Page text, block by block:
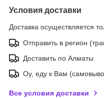
Условия доставки
Доставка осуществляется
Отправить в регион
Доставить по Алматы
Оу, еду к Вам
Все условия доставки